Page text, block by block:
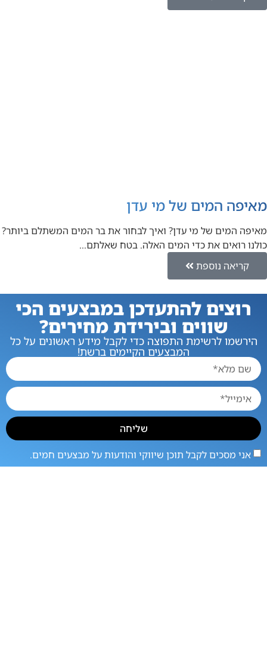
מאיפה המים של מי עדן
מאיפה המים של מי עדן? ואיך לבחור את בר המים המשתלם ביותר?
כולנו רואים את כדי המים האלה. בטח שאלתם…
קריאה נוספת
רוצים להתעדכן במבצעים הכי
שווים ובירידת מחירים?
הירשמו לרשימת התפוצה כדי לקבל מידע ראשונים על כל
המבצעים הקיימים ברשת!
אני מסכים לקבל תוכן שיווקי והודעות על מבצעים חמים.
שליחה